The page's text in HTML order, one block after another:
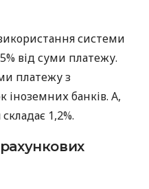
системи
від суми платежу.
платежу з
іноземних банків. А,
1,2%.